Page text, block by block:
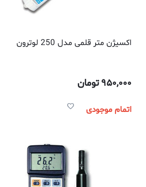
اکسیژن متر قلمی مدل 250 لوترون
950,000تومان
اتمام موجودی